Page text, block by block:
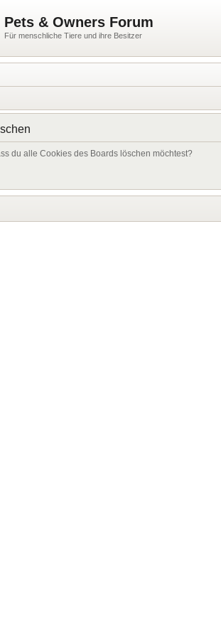
Pets & Owners Forum
Für menschliche Tiere und ihre Besitzer
du alle Cookies des Boards löschen möchtest?